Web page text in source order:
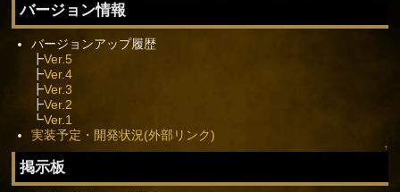
バージョン情報
バージョンアップ履歴
┣Ver.5
┣Ver.4
┣Ver.3
┣Ver.2
┗Ver.1
実装予定・開発状況(外部リンク)
↑
掲示板